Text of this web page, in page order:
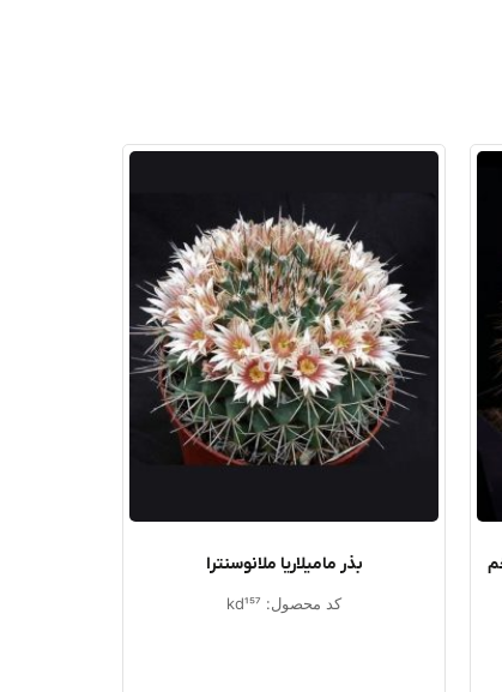
بذر مامیلاریا ملانوسنترا
کد محصول: kd157